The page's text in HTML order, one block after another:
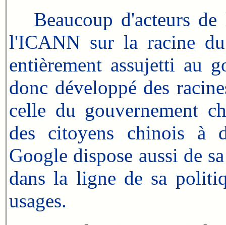
Beaucoup d'acteurs de
l'ICANN sur la racine
entièrement assujetti au
donc développé des
celle du gouvernement
des citoyens chinois à
Google dispose aussi de
dans la ligne de sa
usages.